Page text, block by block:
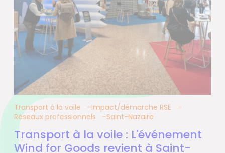
Transport à la voile
Impact/démarche RSE
Réseaux professionnels
Saint-Nazaire
Transport à la voile : L'événement
Wind for Goods revient à Saint-